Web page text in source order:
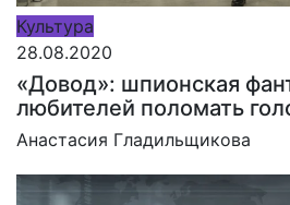
Культура
28.08.2020
«Довод»: шпионская
любителей поломать
Анастасия Гладильщикова